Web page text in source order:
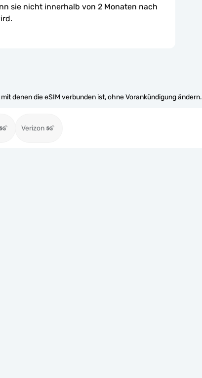
sie nicht innerhalb von 2 Monaten nach
denen die eSIM verbunden ist, ohne Vorankündigung ändern.
Verizon